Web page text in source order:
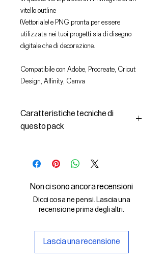
vitello outline
(Vettoriale) e PNG pronta per essere
utilizzata nei tuoi progetti sia di disegno
digitale che di decorazione.
Compatibile con Adobe, Procreate, Cricut
Design, Affinity, Canva
Caratteristiche tecniche di
questo pack
- le immagini descritte in formato
- la licenza d'uso delle grafiche
Il File SVG è compatibile con Adobe,
Cricut Design, Cricut
Procreate e Affinity
Non ci sono ancora recensioni
Dicci cosa ne pensi. Lascia una
recensione prima degli altri.
Lascia una recensione